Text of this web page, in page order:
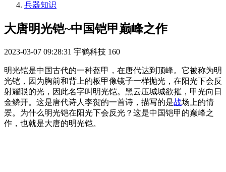
兵器知识
大唐明光铠~中国铠甲巅峰之作
2023-03-07 09:28:31 宇鹤科技 160
明光铠是中国古代的一种盔甲，在唐代达到顶峰。它被称为明
光铠，因为胸前和背上的板甲像镜子一样抛光，在阳光下会反
射耀眼的光，因此名字叫明光铠。黑云压城城欲摧，甲光向日
金鳞开。这是唐代诗人李贺的一首诗，描写的是战场上的情
景。为什么明光铠在阳光下会反光？这是中国铠甲的巅峰之
作，也就是大唐的明光铠。